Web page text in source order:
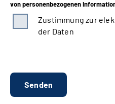
Zustimmung zur
der Daten